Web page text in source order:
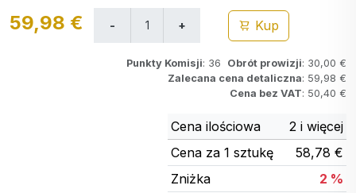
59,98 € Kup
Punkty Komisji: 36 Obrót prowizji: 30,00 €
Zalecana cena detaliczna: 59,98 €
Cena bez VAT: 50,40 €
Cena ilościowa
2 i więcej
Cena za 1 sztukę
58,78 €
Zniżka
2 %